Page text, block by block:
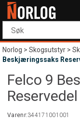
Norlog>Skogsutstyr>
Beskjæringssaks
Felco 9
Reservedel
Varenr:344171001001